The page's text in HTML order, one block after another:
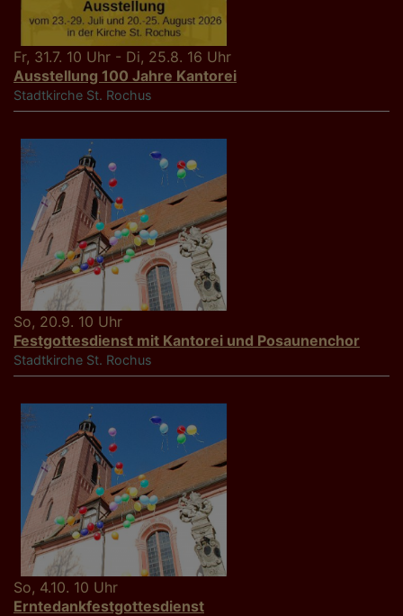
Fr, 31.7. 10 Uhr - Di, 25.8. 16 Uhr
Ausstellung 100 Jahre Kantorei
Stadtkirche St. Rochus
So, 20.9. 10 Uhr
Festgottesdienst mit Kantorei und Posaunenchor
Stadtkirche St. Rochus
So, 4.10. 10 Uhr
Erntedankfestgottesdienst